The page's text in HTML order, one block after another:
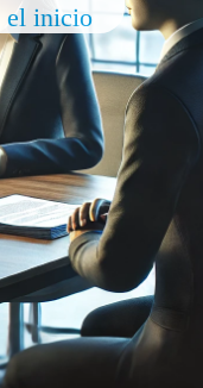
el inicio